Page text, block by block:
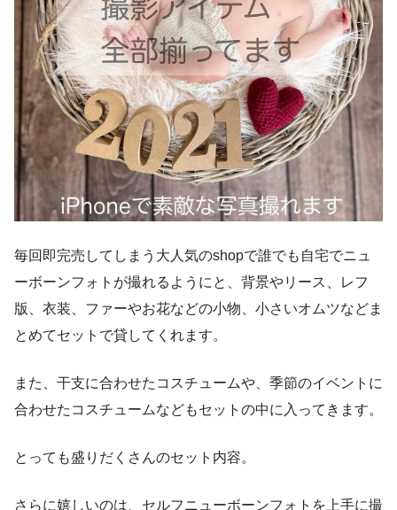
毎回即完売してしまう大人気のshopで誰でも自宅でニュ
ーボーンフォトが撮れるようにと、背景やリース、レフ
版、衣装、ファーやお花などの小物、小さいオムツなどま
とめてセットで貸してくれます。
また、干支に合わせたコスチュームや、季節のイベントに
合わせたコスチュームなどもセットの中に入ってきます。
とっても盛りだくさんのセット内容。
さらに嬉しいのは、セルフニューボーンフォトを上手に撮